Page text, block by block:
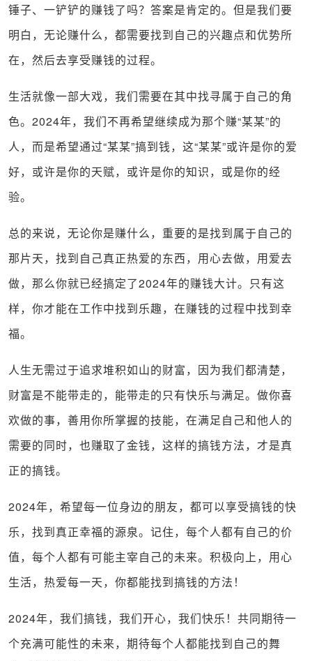
锤子、一铲铲的赚钱了吗？答案是肯定的。但是我们要
明白，无论赚什么，都需要找到自己的兴趣点和优势所
在，然后去享受赚钱的过程。
生活就像一部大戏，我们需要在其中找寻属于自己的角
色。 2024年，我们不再希望继续成为那个赚“某某”的
人，而是希望通过“某某”搞到钱，这“某某”或许是你的爱
好，或许是你的天赋，或许是你的知识，或是你的经
验。
总的来说，无论你是赚什么，重要的是找到属于自己的
那片天，找到自己真正热爱的东西，用心去做，用爱去
做，那么你就已经搞定了2024年的赚钱大计。只有这
样，你才能在工作中找到乐趣，在赚钱的过程中找到幸
福。
人生无需过于追求堆积如山的财富，因为我们都清楚，
财富是不能带走的，能带走的只有快乐与满足。做你喜
欢做的事，善用你所掌握的技能，在满足自己和他人的
需要的同时，也赚取了金钱，这样的搞钱方法，才是真
正的搞钱。
2024年，希望每一位身边的朋友，都可以享受搞钱的快
乐，找到真正幸福的源泉。记住，每个人都有自己的价
值，每个人都有可能主宰自己的未来。积极向上，用心
生活，热爱每一天，你都能找到搞钱的方法！
2024年，我们搞钱，我们开心，我们快乐！共同期待一
个充满可能性的未来，期待每个人都能找到自己的舞